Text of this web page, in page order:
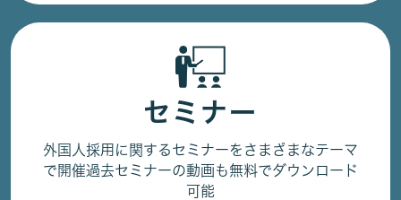
セミナー
外国人採用に関するセミナーをさまざまなテーマ
で開催過去セミナーの動画も無料でダウンロード
可能